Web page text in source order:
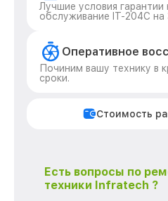
Лучшие условия гарантии
обслуживание IT-204C на
Оперативное
Починим вашу технику в
сроки.
Стоимость
Есть вопросы по
техники Infratech ?